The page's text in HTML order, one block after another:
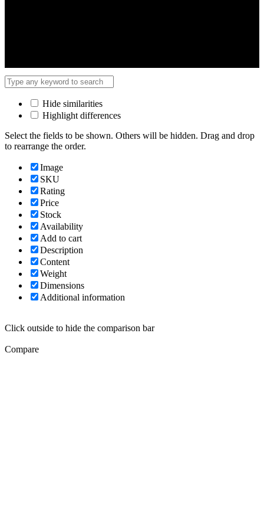
Hide similarities
Highlight differences
Select the fields to be shown. Others will be hidden. Drag and drop
to rearrange the order.
Image
SKU
Rating
Price
Stock
Availability
Add to cart
Description
Content
Weight
Dimensions
Additional information
Click outside to hide the comparison bar
Compare